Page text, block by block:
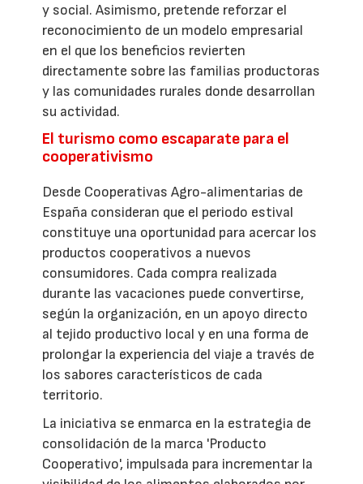
y social. Asimismo, pretende reforzar el
reconocimiento de un modelo empresarial
en el que los beneficios revierten
directamente sobre las familias productoras
y las comunidades rurales donde desarrollan
su actividad.
El turismo como escaparate para el
cooperativismo
Desde Cooperativas Agro-alimentarias de
España consideran que el periodo estival
constituye una oportunidad para acercar los
productos cooperativos a nuevos
consumidores. Cada compra realizada
durante las vacaciones puede convertirse,
según la organización, en un apoyo directo
al tejido productivo local y en una forma de
prolongar la experiencia del viaje a través de
los sabores característicos de cada
territorio.
La iniciativa se enmarca en la estrategia de
consolidación de la marca 'Producto
Cooperativo', impulsada para incrementar la